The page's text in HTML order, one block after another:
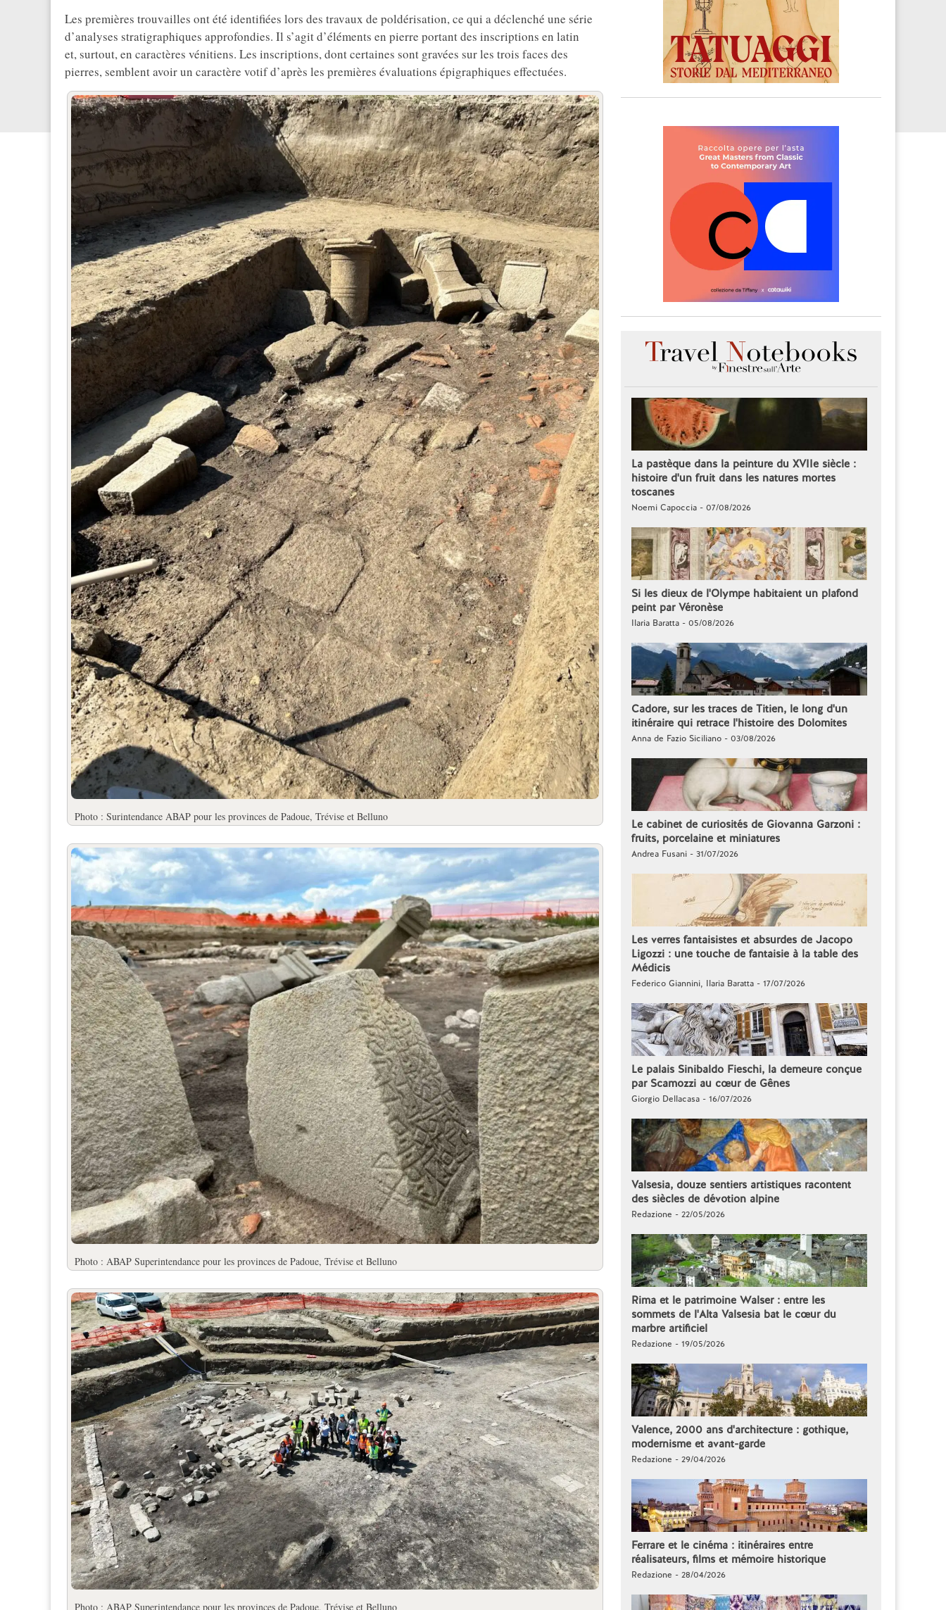
Les premières trouvailles ont été identifiées lors des travaux de poldérisation, ce qui a déclenché une série
d’analyses stratigraphiques approfondies. Il s’agit d’éléments en pierre portant des inscriptions en latin
et, surtout, en caractères vénitiens. Les inscriptions, dont certaines sont gravées sur les trois faces des
pierres, semblent avoir un caractère votif d’après les premières évaluations épigraphiques effectuées.
Photo : Surintendance ABAP pour les provinces de Padoue, Trévise et Belluno
Photo : ABAP Superintendance pour les provinces de Padoue, Trévise et Belluno
Photo : ABAP Superintendance pour les provinces de Padoue, Trévise et Belluno
La pastèque dans la peinture du XVIIe siècle :
histoire d'un fruit dans les natures mortes
toscanes
Noemi Capoccia - 07/08/2026
Si les dieux de l'Olympe habitaient un plafond
peint par Véronèse
Ilaria Baratta - 05/08/2026
Cadore, sur les traces de Titien, le long d'un
itinéraire qui retrace l'histoire des Dolomites
Anna de Fazio Siciliano - 03/08/2026
Le cabinet de curiosités de Giovanna Garzoni :
fruits, porcelaine et miniatures
Andrea Fusani - 31/07/2026
Les verres fantaisistes et absurdes de Jacopo
Ligozzi : une touche de fantaisie à la table des
Médicis
Federico Giannini, Ilaria Baratta - 17/07/2026
Le palais Sinibaldo Fieschi, la demeure conçue
par Scamozzi au cœur de Gênes
Giorgio Dellacasa - 16/07/2026
Valsesia, douze sentiers artistiques racontent
des siècles de dévotion alpine
Redazione - 22/05/2026
Rima et le patrimoine Walser : entre les
sommets de l'Alta Valsesia bat le cœur du
marbre artificiel
Redazione - 19/05/2026
Valence, 2000 ans d'architecture : gothique,
modernisme et avant-garde
Redazione - 29/04/2026
Ferrare et le cinéma : itinéraires entre
réalisateurs, films et mémoire historique
Redazione - 28/04/2026